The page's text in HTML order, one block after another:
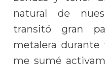
natural de
transitó gran
metalera durante
me sumé